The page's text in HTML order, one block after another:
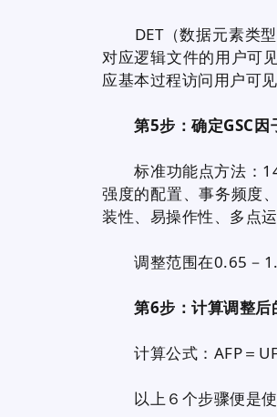
DET（数据元素类型
对应逻辑文件的用户可
应基本过程访问用户可
第5步：确定GSC因
标准功能点方法：14
强度的配置、事务频度
装性、易操作性、多点运
调整范围在0.65－
第6步：计算调整后
计算公式：AFP＝
以上６个步骤便是